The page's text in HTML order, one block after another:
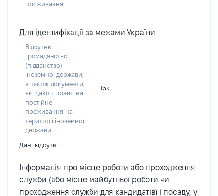
проживання:
Для ідентифікації за межами України
Відсутнє
громадянство
(підданство)
іноземної держави,
а також документи,
які дають право на
постійне
проживання на
території іноземної
держави
Так
Дані відсутні
Інформація про місце роботи або проходження
служби (або місце майбутньої роботи чи
проходження служби для кандидатів) і посаду, у